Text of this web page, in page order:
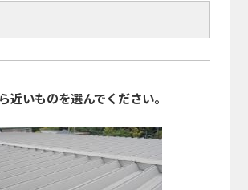
近いものを選んでください。